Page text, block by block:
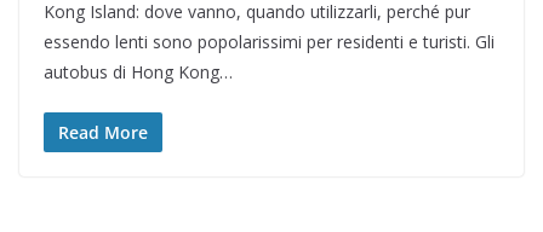
Kong Island: dove vanno, quando utilizzarli, perché pur
essendo lenti sono popolarissimi per residenti e turisti. Gli
autobus di Hong Kong…
Read More